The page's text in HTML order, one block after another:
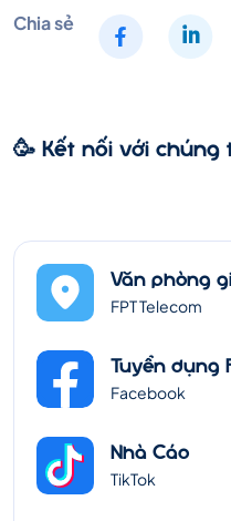
Chia sẻ
🥳 Kết nối với chúng
Văn phòng
FPT Telecom
Tuyển dụng
Facebook
Nhà Cáo
TikTok